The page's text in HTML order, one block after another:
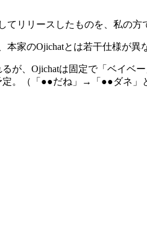
てリリースしたものを、私の方
家のOjichatとは若干仕様が
が、Ojichatは固定で「ベイベ
。（「●●だね」→「●●ダネ」